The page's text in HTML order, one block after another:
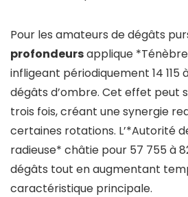
Pour les amateurs de dégâts
profondeursapplique
infligeant périodiquement 14 115
dégâts d’ombre. Cet effet peut
trois fois, créant une synergie
certaines rotations. L’*Autorité
radieuse* châtie pour 57 755 à
dégâts tout en augmentant
caractéristique principale.